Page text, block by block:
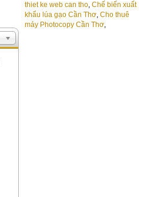
thiet ke web can tho, Chế biến xuất
khẩu lúa gạo Cần Thơ, Cho thuê
máy Photocopy Cần Thơ,